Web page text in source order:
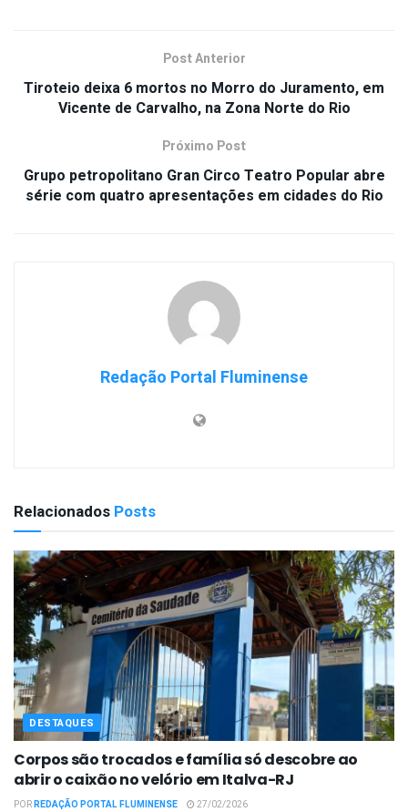
Post Anterior
Tiroteio deixa 6 mortos no Morro do Juramento, em
Vicente de Carvalho, na Zona Norte do Rio
Próximo Post
Grupo petropolitano Gran Circo Teatro Popular abre
série com quatro apresentações em cidades do Rio
Redação Portal Fluminense
Relacionados Posts
DESTAQUES
Corpos são trocados e família só descobre ao
abrir o caixão no velório em Italva-RJ
PORREDAÇÃO PORTAL FLUMINENSE 27/02/2026